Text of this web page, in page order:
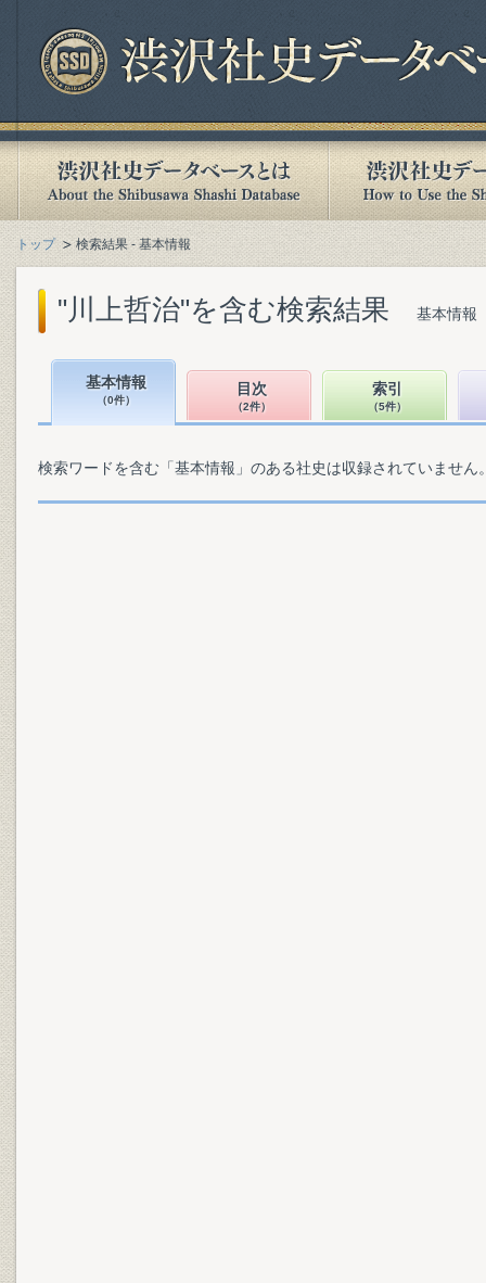
トップ 検索結果 - 基本情報
"川上哲治"を含む検索結果 基本情報
基本情報
（0件）
目次
（2件）
索引
（5件）
検索ワードを含む「基本情報」のある社史は収録されていません